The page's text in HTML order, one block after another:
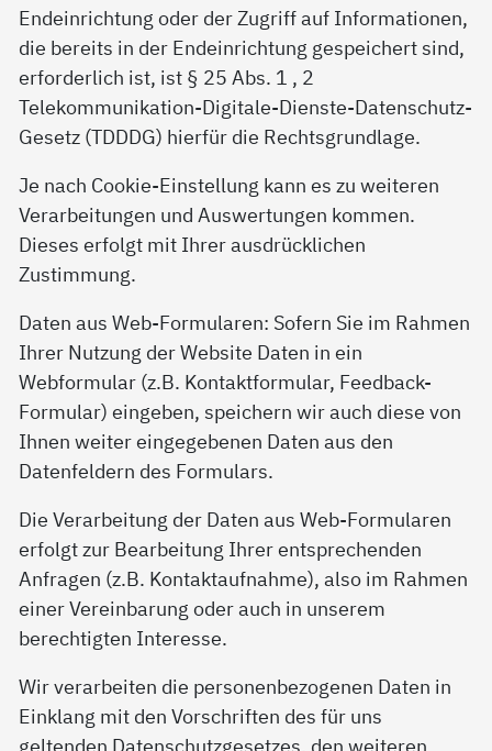
Endeinrichtung oder der Zugriff auf Informationen,
die bereits in der Endeinrichtung gespeichert sind,
erforderlich ist, ist § 25 Abs. 1 , 2
Telekommunikation-Digitale-Dienste-Datenschutz-
Gesetz (TDDDG) hierfür die Rechtsgrundlage.
Je nach Cookie-Einstellung kann es zu weiteren
Verarbeitungen und Auswertungen kommen.
Dieses erfolgt mit Ihrer ausdrücklichen
Zustimmung.
Daten aus Web-Formularen: Sofern Sie im Rahmen
Ihrer Nutzung der Website Daten in ein
Webformular (z.B. Kontaktformular, Feedback-
Formular) eingeben, speichern wir auch diese von
Ihnen weiter eingegebenen Daten aus den
Datenfeldern des Formulars.
Die Verarbeitung der Daten aus Web-Formularen
erfolgt zur Bearbeitung Ihrer entsprechenden
Anfragen (z.B. Kontaktaufnahme), also im Rahmen
einer Vereinbarung oder auch in unserem
berechtigten Interesse.
Wir verarbeiten die personenbezogenen Daten in
Einklang mit den Vorschriften des für uns
geltenden Datenschutzgesetzes, den weiteren